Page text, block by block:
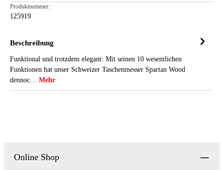
Produktnummer:
125919
Beschreibung
Funktional und trotzdem elegant: Mit seinen 10 wesentlichen
Funktionen hat unser Schweizer Taschenmesser Spartan Wood
dennoc… Mehr
Online Shop